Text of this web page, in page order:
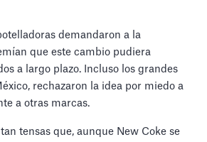
demandaron a la
que este cambio pudiera
a largo plazo. Incluso los grandes
rechazaron la idea por miedo a
a otras marcas.
tensas que, aunque New Coke se